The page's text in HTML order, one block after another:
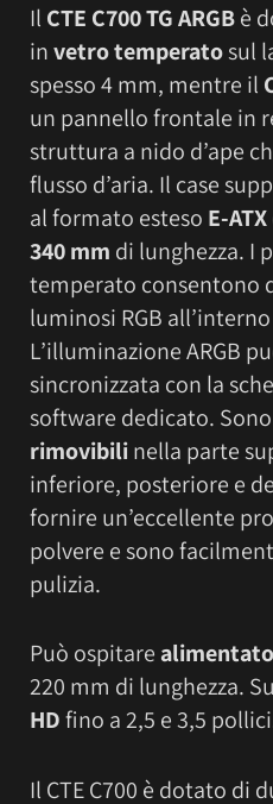
Il CTE C700 TG ARGBè
invetro temperatosul
spesso 4 mm, mentre il
un pannello frontale in
struttura a nido d’ape
flusso d’aria. Il case
al formato esteso E-ATX
340 mm di lunghezza. I
temperato consentono
luminosi RGB
L’illuminazione ARGB
sincronizzata con la
software dedicato.
rimovibilinella parte
inferiore, posteriore e
fornire un’eccellente
polvere e sono
pulizia.
Può ospitare
220 mm di lunghezza.
HDfino a 2,5 e 3,5
Il CTE C700 è dotato di